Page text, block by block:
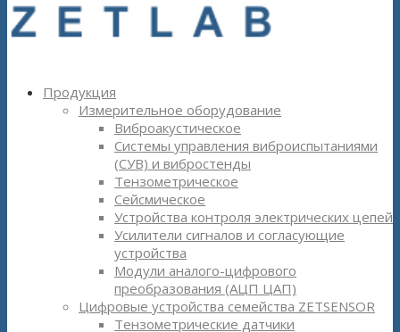
Продукция
Измерительное оборудование
Виброакустическое
Системы управления виброиспытаниями
(СУВ) и вибростенды
Тензометрическое
Сейсмическое
Устройства контроля электрических цепей
Усилители сигналов и согласующие
устройства
Модули аналого-цифрового
преобразования (АЦП ЦАП)
Цифровые устройства семейства ZETSENSOR
Тензометрические датчики